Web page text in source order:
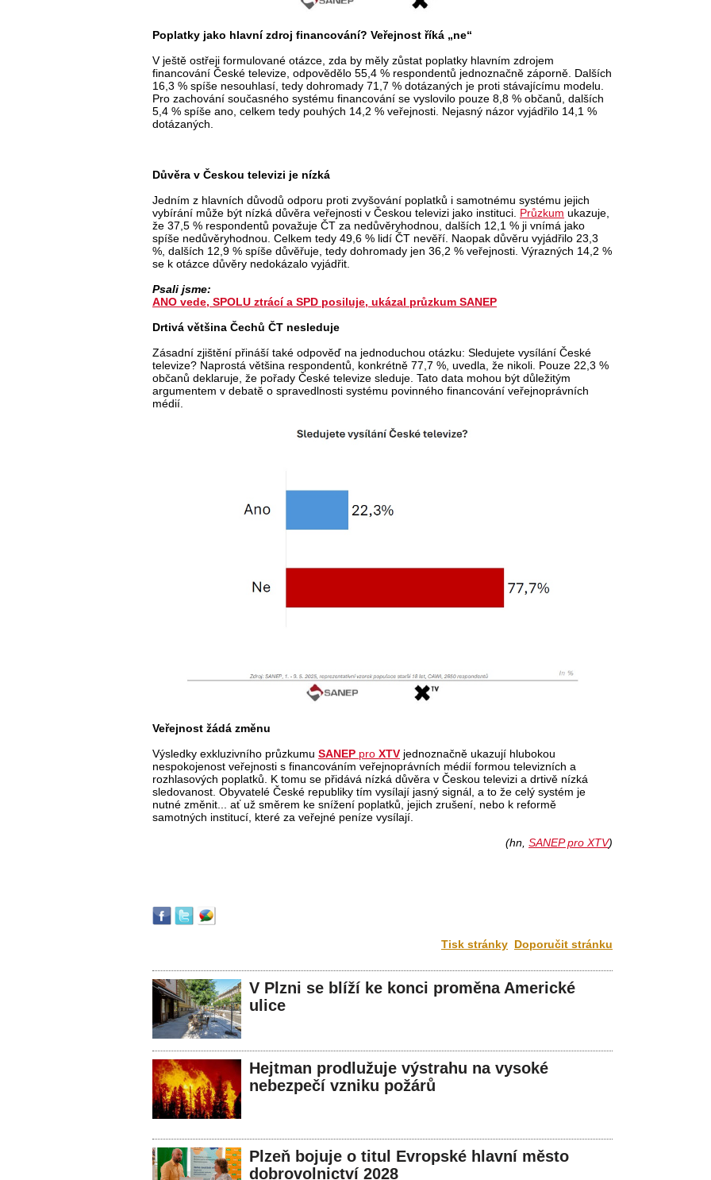
Poplatky jako hlavní zdroj financování? Veřejnost říká „ne“
V ještě ostřeji formulované otázce, zda by měly zůstat poplatky hlavním zdrojem
financování České televize, odpovědělo 55,4 % respondentů jednoznačně záporně. Dalších
16,3 % spíše nesouhlasí, tedy dohromady 71,7 % dotázaných je proti stávajícímu modelu.
Pro zachování současného systému financování se vyslovilo pouze 8,8 % občanů, dalších
5,4 % spíše ano, celkem tedy pouhých 14,2 % veřejnosti. Nejasný názor vyjádřilo 14,1 %
dotázaných.
Důvěra v Českou televizi je nízká
Jedním z hlavních důvodů odporu proti zvyšování poplatků i samotnému systému jejich
vybírání může být nízká důvěra veřejnosti v Českou televizi jako instituci. Průzkum ukazuje,
že 37,5 % respondentů považuje ČT za nedůvěryhodnou, dalších 12,1 % ji vnímá jako
spíše nedůvěryhodnou. Celkem tedy 49,6 % lidí ČT nevěří. Naopak důvěru vyjádřilo 23,3
%, dalších 12,9 % spíše důvěřuje, tedy dohromady jen 36,2 % veřejnosti. Výrazných 14,2 %
se k otázce důvěry nedokázalo vyjádřit.
Psali jsme:
ANO vede, SPOLU ztrácí a SPD posiluje, ukázal průzkum SANEP
Drtivá většina Čechů ČT nesleduje
Zásadní zjištění přináší také odpověď na jednoduchou otázku: Sledujete vysílání České
televize? Naprostá většina respondentů, konkrétně 77,7 %, uvedla, že nikoli. Pouze 22,3 %
občanů deklaruje, že pořady České televize sleduje. Tato data mohou být důležitým
argumentem v debatě o spravedlnosti systému povinného financování veřejnoprávních
médií.
Veřejnost žádá změnu
Výsledky exkluzivního průzkumu SANEP pro XTV jednoznačně ukazují hlubokou
nespokojenost veřejnosti s financováním veřejnoprávních médií formou televizních a
rozhlasových poplatků. K tomu se přidává nízká důvěra v Českou televizi a drtivě nízká
sledovanost. Obyvatelé České republiky tím vysílají jasný signál, a to že celý systém je
nutné změnit... ať už směrem ke snížení poplatků, jejich zrušení, nebo k reformě
samotných institucí, které za veřejné peníze vysílají.
(hn, SANEP pro XTV)
Tisk stránky Doporučit stránku
V Plzni se blíží ke konci proměna Americké
ulice
Hejtman prodlužuje výstrahu na vysoké
nebezpečí vzniku požárů
Plzeň bojuje o titul Evropské hlavní město
dobrovolnictví 2028